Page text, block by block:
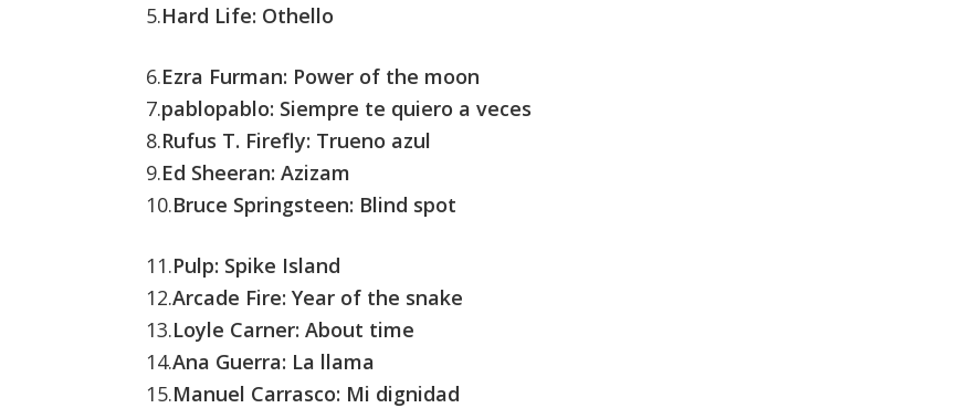
5.Hard Life: Othello
6.Ezra Furman: Power of the moon
7.pablopablo: Siempre te quiero a veces
8.Rufus T. Firefly: Trueno azul
9.Ed Sheeran: Azizam
10.Bruce Springsteen: Blind spot
11.Pulp: Spike Island
12.Arcade Fire: Year of the snake
13.Loyle Carner: About time
14.Ana Guerra: La llama
15.Manuel Carrasco: Mi dignidad